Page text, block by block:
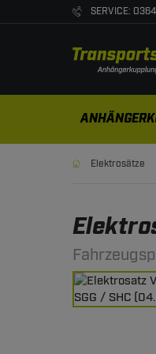
SERVICE:
Elektrosätze